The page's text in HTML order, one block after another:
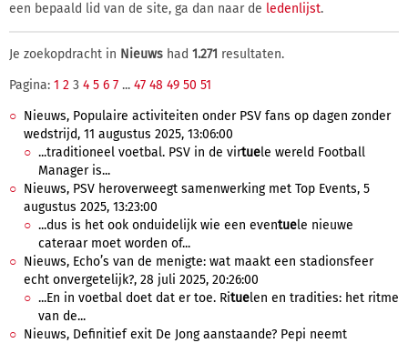
een bepaald lid van de site, ga dan naar de ledenlijst.
Je zoekopdracht in Nieuws had 1.271 resultaten.
Pagina: 1 2 3 4 5 6 7 ... 47 48 49 50 51
Nieuws, Populaire activiteiten onder PSV fans op dagen zonder
wedstrijd, 11 augustus 2025, 13:06:00
...traditioneel voetbal. PSV in de virtuele wereld Football
Manager is...
Nieuws, PSV heroverweegt samenwerking met Top Events, 5
augustus 2025, 13:23:00
...dus is het ook onduidelijk wie een eventuele nieuwe
cateraar moet worden of...
Nieuws, Echo’s van de menigte: wat maakt een stadionsfeer
echt onvergetelijk?, 28 juli 2025, 20:26:00
...En in voetbal doet dat er toe. Rituelen en tradities: het ritme
van de...
Nieuws, Definitief exit De Jong aanstaande? Pepi neemt